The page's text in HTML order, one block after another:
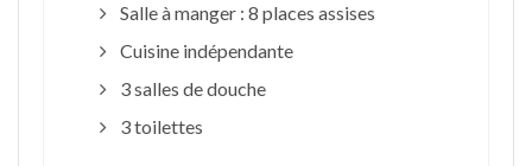
Salle à manger : 8 places assises
Cuisine indépendante
3 salles de douche
3 toilettes